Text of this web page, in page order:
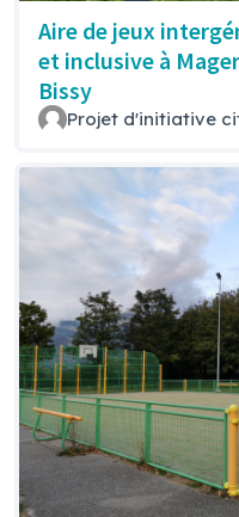
Aire de jeux
et inclusive à
Bissy
Projet d'initiative